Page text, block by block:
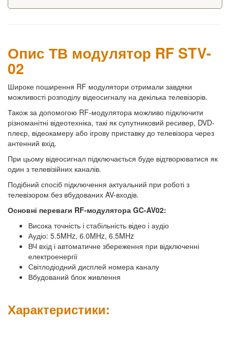
Опис ТВ модулятор RF STV-
02
Широке поширення RF модулятори отримали завдяки
можливості розподілу відеосигналу на декілька телевізорів.
Також за допомогою RF-модулятора можливо підключити
різноманітні відеотехніка, такі як супутниковий ресивер, DVD-
плеєр, відеокамеру або ігрову приставку до телевізора через
антенний вхід.
При цьому відеосигнал підключається буде відтворюватися як
один з телевізійних каналів.
Подібний спосіб підключення актуальний при роботі з
телевізором без вбудованих AV-входів.
Основні переваги RF-модулятора GC-AV02:
Висока точність і стабільність відео і аудіо
Аудіо: 5.5MHz, 6.0MHz, 6.5MHz
ВЧ вхід і автоматичне збереження при відключенні
електроенергії
Світлодіодний дисплей номера каналу
Вбудований блок живлення
Характеристики: